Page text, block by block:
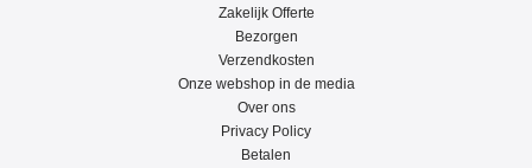
Zakelijk Offerte
Bezorgen
Verzendkosten
Onze webshop in de media
Over ons
Privacy Policy
Betalen